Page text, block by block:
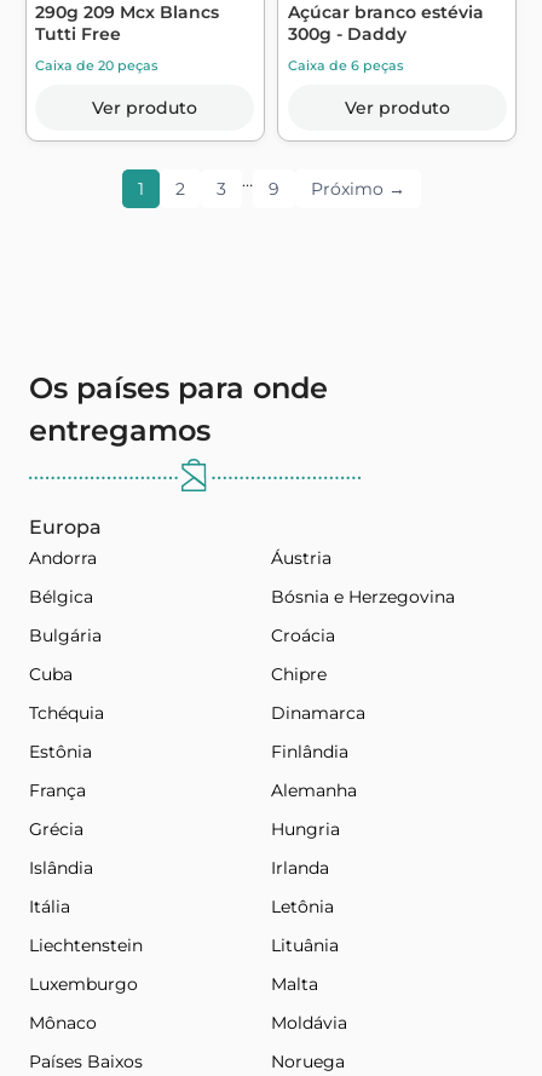
290g 209 Mcx Blancs
Tutti Free
Caixa de 20 peças
Ver produto
Açúcar branco estévia
300g - Daddy
Caixa de 6 peças
Ver produto
1 2 3 … 9 Próximo →
Os países para onde
entregamos
Europa
Andorra
Áustria
Bélgica
Bósnia e Herzegovina
Bulgária
Croácia
Cuba
Chipre
Tchéquia
Dinamarca
Estônia
Finlândia
França
Alemanha
Grécia
Hungria
Islândia
Irlanda
Itália
Letônia
Liechtenstein
Lituânia
Luxemburgo
Malta
Mônaco
Moldávia
Países Baixos
Noruega